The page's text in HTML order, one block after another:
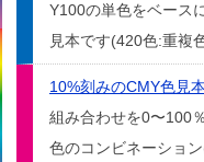
Y100の単色をベース
見本です(420色:重複
10%刻みのCMY色見本
組み合わせを0〜100
色のコンビネーショ